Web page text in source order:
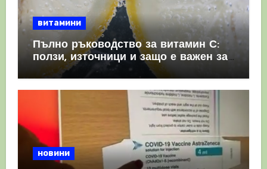
витамини
Пълно ръководство за витамин С:
ползи, източници и защо е важен за
имунната система
новини